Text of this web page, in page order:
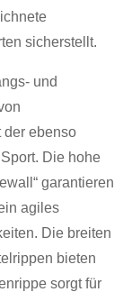
sicherstellt.
und
der ebenso
Die hohe
garantieren
agiles
Die breiten
bieten
sorgt für